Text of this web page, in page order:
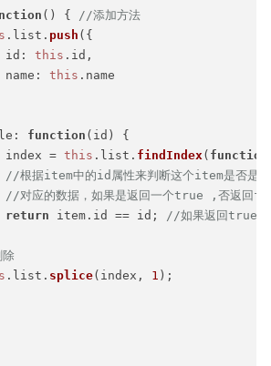
( ) {
//添加方法
. list . push ({
id : this . id ,
name : this . name
: function ( id ) {
index = this . list . findIndex ( function
//根据item中的id属性来判断这个item是否是
//对应的数据，如果是返回一个true ,否返回
return item. id == id;
//如果返回true，
. list . splice(index, 1 );